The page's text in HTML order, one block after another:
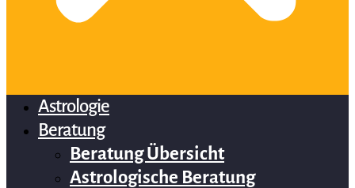
Astrologie
Beratung
Beratung Übersicht
Astrologische Beratung